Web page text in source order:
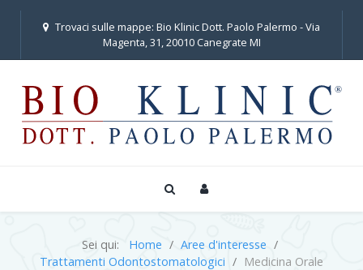
Trovaci sulle mappe: Bio Klinic Dott. Paolo Palermo - Via
Magenta, 31, 20010 Canegrate MI
Sei qui: Home
Aree d'interesse
Trattamenti Odontostomatologici
Medicina Orale